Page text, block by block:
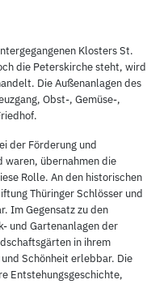
Klosters St.
die Peterskirche steht, wird
Die Außenanlagen des
Obst-, Gemüse-,
der Förderung und
übernahmen die
Rolle. An den historischen
Thüringer Schlösser und
Im Gegensatz zu den
und Gartenanlagen der
in ihrem
Schönheit erlebbar. Die
Entstehungsgeschichte,